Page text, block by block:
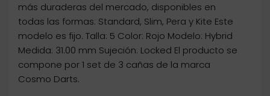
más duraderas del mercado, disponibles en
todas las formas: Standard, Slim, Pera y Kite Este
modelo es fijo. Talla: 5 Color: Rojo Modelo: Hybrid
Medida: 31.00 mm Sujeción: Locked El producto se
compone por 1 set de 3 cañas de la marca
Cosmo Darts.